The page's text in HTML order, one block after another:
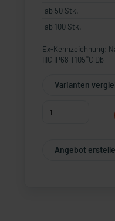
ab 50 Stk.
ab 100 Stk.
Ex-Kennzeichnung:
IIIC IP68 T105°C Db
Varianten
Angebot